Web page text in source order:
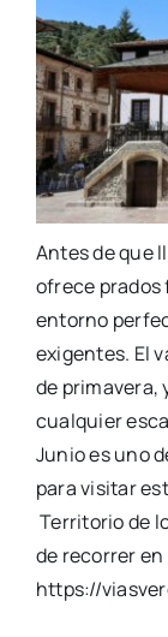
Antes de que
ofrece prados
entorno
exigentes. El
de primavera,
cualquier
Junio es uno
para visitar
Territorio de
de recorrer en
https://